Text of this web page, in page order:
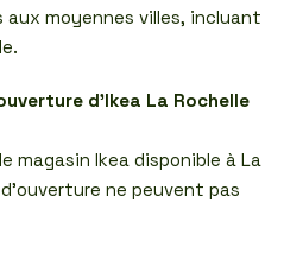
moyennes villes, incluant
d’Ikea La Rochelle
magasin Ikea disponible à La
ne peuvent pas